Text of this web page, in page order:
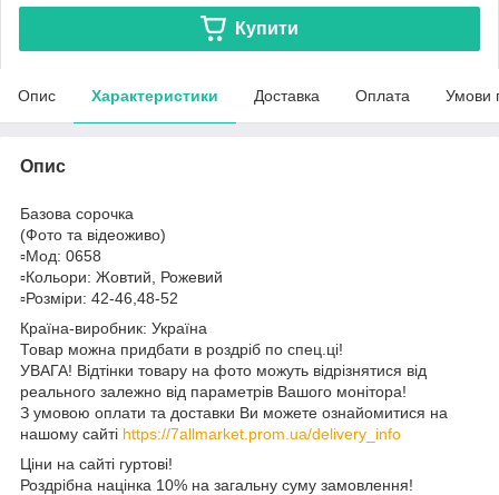
Купити
Опис Характеристики Доставка Оплата Умови
Опис
Базова сорочка
(Фото та відеоживо)
▫️Мод: 0658
▫️Кольори: Жовтий, Рожевий
▫️Розміри: 42-46,48-52
Країна-виробник: Україна
Товар можна придбати в роздріб по спец.ці!
УВАГА! Відтінки товару на фото можуть відрізнятися від
реального залежно від параметрів Вашого монітора!
З умовою оплати та доставки Ви можете ознайомитися на
нашому сайті https://7allmarket.prom.ua/delivery_info
Ціни на сайті гуртові!
Роздрібна націнка 10% на загальну суму замовлення!